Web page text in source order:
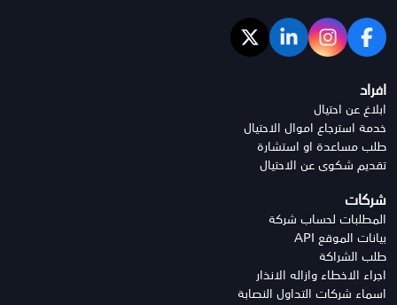
افراد
ابلاغ عن احتيال
خدمة استرجاع اموال الاحتيال
طلب مساعدة او استشارة
تقديم شكوى عن الاحتيال
شركات
المطلبات لحساب شركة
بيانات الموقع API
طلب الشراكة
اجراء الاخطاء وازاله الانذار
اسماء شركات التداول النصابة